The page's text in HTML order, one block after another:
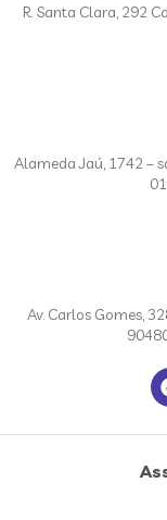
R. Santa Clara, 292
Alameda Jaú, 1742 –
Av. Carlos Gomes,